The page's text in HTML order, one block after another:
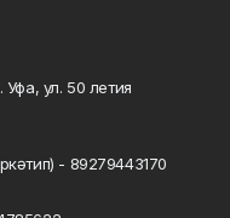
ул. 50 летия
- 89279443170